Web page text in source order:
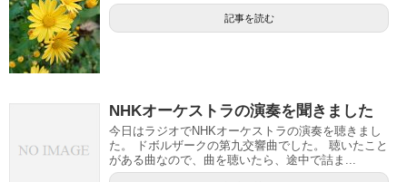
記事を読む
NHKオーケストラの演奏を聞きました
今日はラジオでNHKオーケストラの演奏を聴きまし
た。 ドボルザークの第九交響曲でした。 聴いたこと
がある曲なので、曲を聴いたら、途中で詰ま...